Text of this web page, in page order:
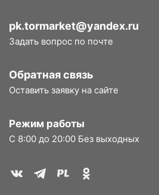
pk.tormarket@yandex.ru
Задать вопрос по почте
Обратная связь
Оставить заявку на сайте
Режим работы
С 8:00 до 20:00 Без выходных